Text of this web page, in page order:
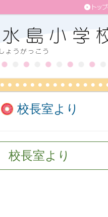
校長室より
校長室より